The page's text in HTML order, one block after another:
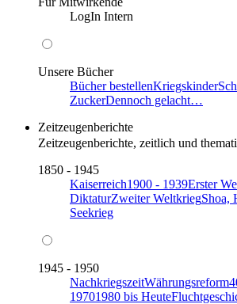
LogIn Intern
Unsere Bücher
Bücher bestellenKriegskinder
ZuckerDennoch gelacht…
Zeitzeugenberichte
Zeitzeugenberichte, zeitlich und
1850 - 1945
Kaiserreich1900 - 1939Erster
DiktaturZweiter WeltkriegShoa,
Seekrieg
1945 - 1950
NachkriegszeitWährungsreform
19701980 bis Heute